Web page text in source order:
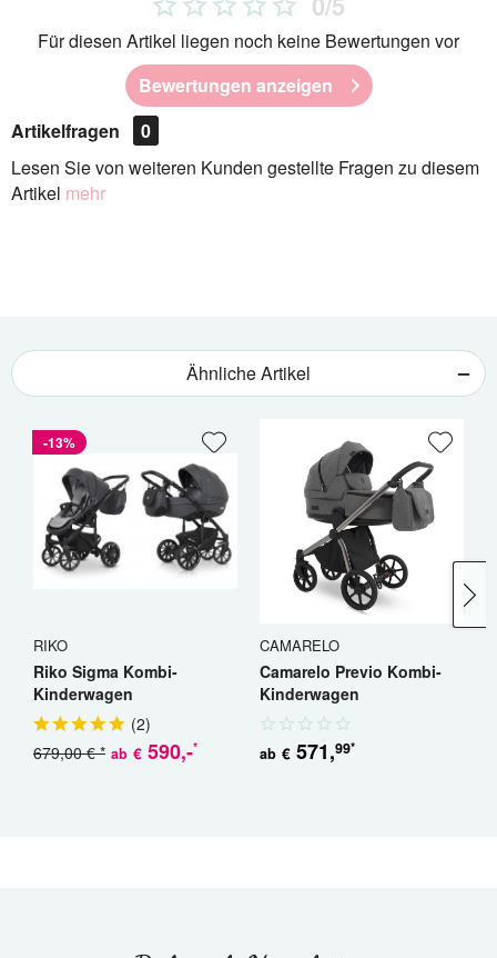
Für diesen Artikel liegen noch keine Bewertungen vor
Bewertungen anzeigen
Artikelfragen
0
Lesen Sie von weiteren Kunden gestellte Fragen zu diesem
Artikel mehr
Ähnliche Artikel
-13%
RIKO
Riko Sigma Kombi-
Kinderwagen
(2)
ab € 590,-*
679,00 € *
CAMARELO
Camarelo Previo Kombi-
Kinderwagen
ab € 571,99*